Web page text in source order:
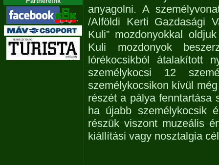
anyagolni. A
/Alföldi Kerti Gazdasági
Kuli” mozdonyokkal
Kuli mozdonyok
lórékocsikból átalakított
személykocsi 12
személykocsikon kívül
részét a pálya fenntartása
ha újabb személykocsik
részük viszont muzeális
kiállítási vagy nosztalgia